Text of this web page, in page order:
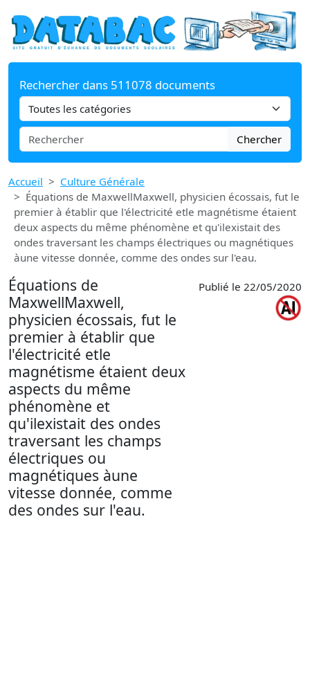
Rechercher dans 511078 documents
Chercher
Accueil
Culture Générale
Équations de MaxwellMaxwell, physicien écossais, fut le
premier à établir que l'électricité etle magnétisme étaient
deux aspects du même phénomène et qu'ilexistait des
ondes traversant les champs électriques ou magnétiques
àune vitesse donnée, comme des ondes sur l'eau.
Équations de
MaxwellMaxwell,
physicien écossais, fut le
premier à établir que
l'électricité etle
magnétisme étaient deux
aspects du même
phénomène et
qu'ilexistait des ondes
traversant les champs
électriques ou
magnétiques àune
vitesse donnée, comme
des ondes sur l'eau.
Publié le 22/05/2020